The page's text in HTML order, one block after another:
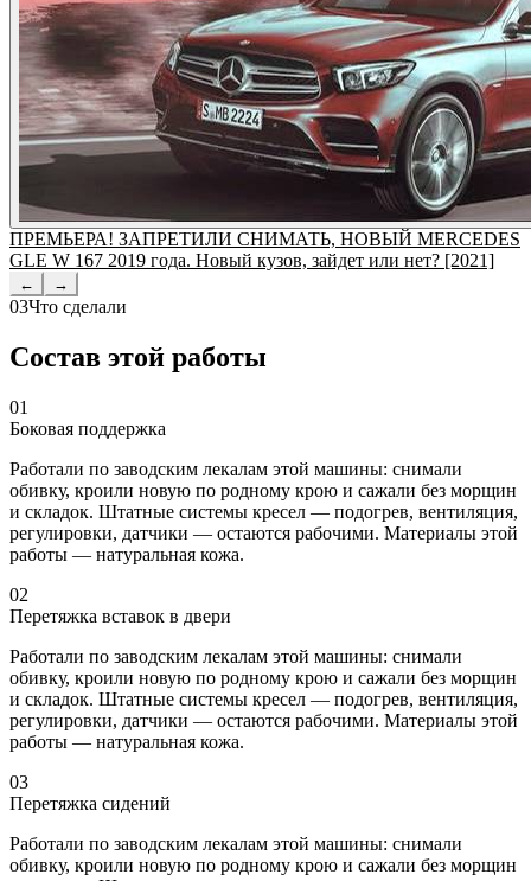
ПРЕМЬЕРА! ЗАПРЕТИЛИ СНИМАТЬ, НОВЫЙ MERCEDES
GLE W 167 2019 года. Новый кузов, зайдет или нет? [2021]
← →
03Что сделали
Состав этой работы
01
Боковая поддержка
Работали по заводским лекалам этой машины: снимали
обивку, кроили новую по родному крою и сажали без морщин
и складок. Штатные системы кресел — подогрев, вентиляция,
регулировки, датчики — остаются рабочими. Материалы этой
работы — натуральная кожа.
02
Перетяжка вставок в двери
Работали по заводским лекалам этой машины: снимали
обивку, кроили новую по родному крою и сажали без морщин
и складок. Штатные системы кресел — подогрев, вентиляция,
регулировки, датчики — остаются рабочими. Материалы этой
работы — натуральная кожа.
03
Перетяжка сидений
Работали по заводским лекалам этой машины: снимали
обивку, кроили новую по родному крою и сажали без морщин